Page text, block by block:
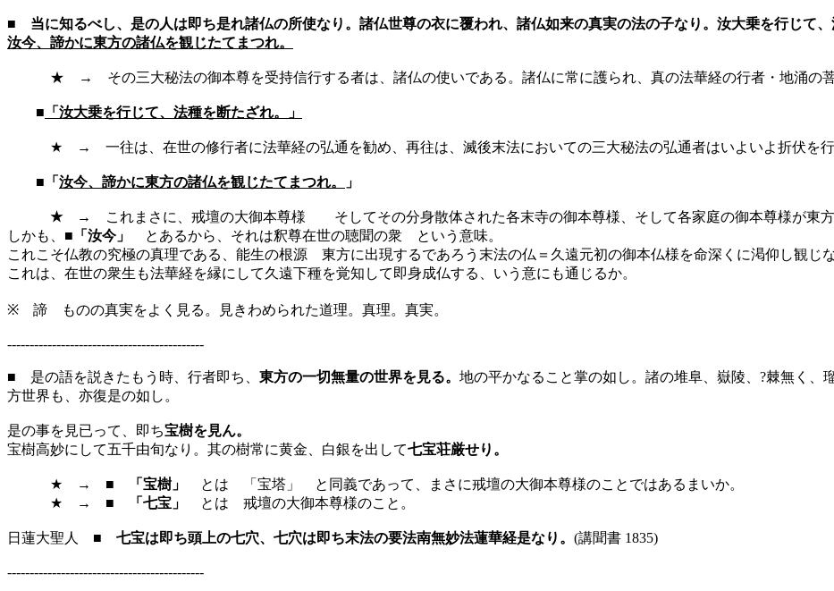
■ 当に知るべし、是の人は即ち是れ諸仏の所使なり。諸仏世尊の衣に覆われ、諸仏如来の真実の法の子なり。汝大乗を行じて、
汝今、諦かに東方の諸仏を観じたてまつれ。
★ → その三大秘法の御本尊を受持信行する者は、諸仏の使いである。諸仏に常に護られ、真の法華経の行者・地涌の菩
■ 「汝大乗を行じて、法種を断たざれ。」
★ → 一往は、在世の修行者に法華経の弘通を勧め、再往は、滅後末法においての三大秘法の弘通者はいよいよ折伏を行
■「 汝今、諦かに東方の諸仏を観じたてまつれ。 」
★
→ これまさに、戒壇の大御本尊様 そしてその分身散体された各末寺の御本尊様、そして各家庭の御本尊様が東方
しかも、■ 「汝今」
とあるから、それは釈尊在世の聴聞の衆 という意味。
これこそ仏教の究極の真理である、能生の根源 東方に出現するであろう末法の仏＝久遠元初の御本仏様を命深くに渇仰し観じな
これは、在世の衆生も法華経を縁にして久遠下種を覚知して即身成仏する、いう意にも通じるか。
※ 諦 ものの真実をよく見る。見きわめられた道理。真理。真実。
--------------------------------------------
■ 是の語を説きたもう時、行者即ち、 東方の一切無量の世界を見る。 地の平かなること掌の如し。諸の堆阜、嶽陵、?棘無く
方世界も、亦復是の如し。
是の事を見已って、即ち宝樹を見ん。
宝樹高妙にして五千由旬なり。其の樹常に黄金、白銀を出して七宝荘厳せり。
★ → ■ 「宝樹」
とは 「宝塔」 と同義であって、まさに戒壇の大御本尊様のことではあるまいか。
★ → ■
「七宝」 とは 戒壇の大御本尊様のこと。
日蓮大聖人 ■ 七宝は即ち頭上の七穴、七穴は即ち末法の要法南無妙法蓮華経是なり。 (講聞書 1835)
--------------------------------------------